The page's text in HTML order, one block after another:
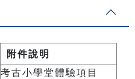
附件說明
考古小學堂體驗項目